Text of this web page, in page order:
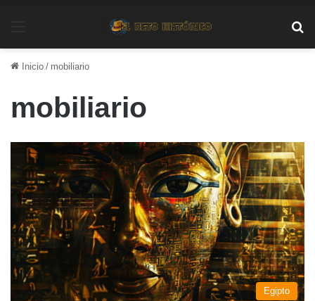
Inicio / mobiliario
mobiliario
Egipto